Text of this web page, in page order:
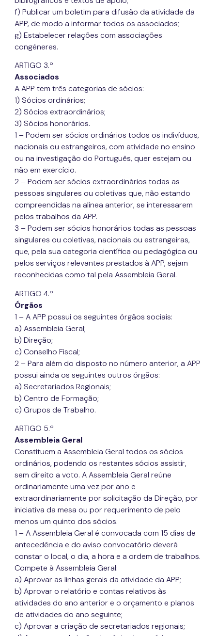
f) Publicar um boletim para difusão da atividade da
APP, de modo a informar todos os associados;
g) Estabelecer relações com associações
congéneres.
ARTIGO 3.º
Associados
A APP tem três categorias de sócios:
1) Sócios ordinários;
2) Sócios extraordinários;
3) Sócios honorários.
1 – Podem ser sócios ordinários todos os indivíduos,
nacionais ou estrangeiros, com atividade no ensino
ou na investigação do Português, quer estejam ou
não em exercício.
2 – Podem ser sócios extraordinários todas as
pessoas singulares ou coletivas que, não estando
compreendidas na alínea anterior, se interessarem
pelos trabalhos da APP.
3 – Podem ser sócios honorários todas as pessoas
singulares ou coletivas, nacionais ou estrangeiras,
que, pela sua categoria científica ou pedagógica ou
pelos serviços relevantes prestados à APP, sejam
reconhecidas como tal pela Assembleia Geral.
ARTIGO 4.º
Órgãos
1 – A APP possui os seguintes órgãos sociais:
a) Assembleia Geral;
b) Direção;
c) Conselho Fiscal;
2 – Para além do disposto no número anterior, a APP
possui ainda os seguintes outros órgãos:
a) Secretariados Regionais;
b) Centro de Formação;
c) Grupos de Trabalho.
ARTIGO 5.º
Assembleia Geral
Constituem a Assembleia Geral todos os sócios
ordinários, podendo os restantes sócios assistir,
sem direito a voto. A Assembleia Geral reúne
ordinariamente uma vez por ano e
extraordinariamente por solicitação da Direção, por
iniciativa da mesa ou por requerimento de pelo
menos um quinto dos sócios.
1 – A Assembleia Geral é convocada com 15 dias de
antecedência e do aviso convocatório deverá
constar o local, o dia, a hora e a ordem de trabalhos.
Compete à Assembleia Geral:
a) Aprovar as linhas gerais da atividade da APP;
b) Aprovar o relatório e contas relativos às
atividades do ano anterior e o orçamento e planos
de atividades do ano seguinte;
c) Aprovar a criação de secretariados regionais;